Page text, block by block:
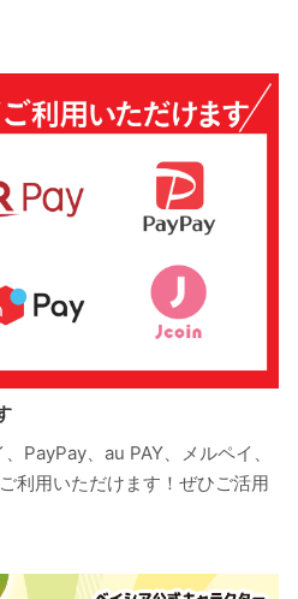
PayPay、au PAY、メルペイ、
利用いただけます！ぜひご活用